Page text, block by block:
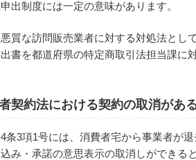
出制度には一定の意味があります。
質な訪問販売業者に対する対処法とし
書を都道府県の特定商取引法担当課に
者契約法における契約の取消があ
条3項1号には、消費者宅から事業者が
み・承諾の意思表示の取消しができる